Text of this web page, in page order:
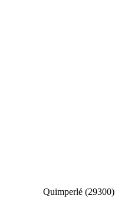
Quimperlé (29300)